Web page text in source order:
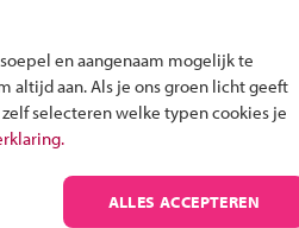
te melden bij
en aangenaam mogelijk te
altijd aan. Als je ons groen licht geeft
selecteren welke typen cookies je
ALLES ACCEPTEREN